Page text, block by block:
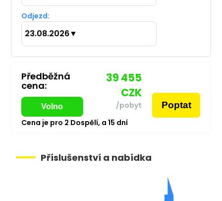
Odjezd:
23.08.2026▼
Předběžná
cena:
Volno
39 455
CZK
/pobyt Poptat
Cena je pro 2 Dospělí, a 15 dní
Příslušenství a nabídka